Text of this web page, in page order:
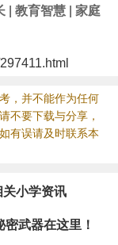
| 教育智慧| 家庭
，并不能作为任何
不要下载与分享，
有误请及时联系本
小学资讯
武器在这里！